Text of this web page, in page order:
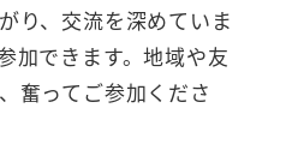
り、交流を深めていま
加できます。地域や友
奮ってご参加くださ